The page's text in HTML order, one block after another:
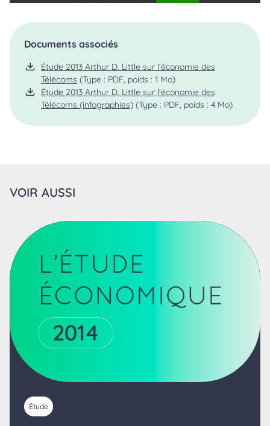
Documents associés
Étude 2013 Arthur D. Little sur l'économie des
Télécoms (Type : PDF, poids : 1 Mo)
Étude 2013 Arthur D. Little sur l'économie des
Télécoms (infographies) (Type : PDF, poids : 4 Mo)
VOIR AUSSI
Étude